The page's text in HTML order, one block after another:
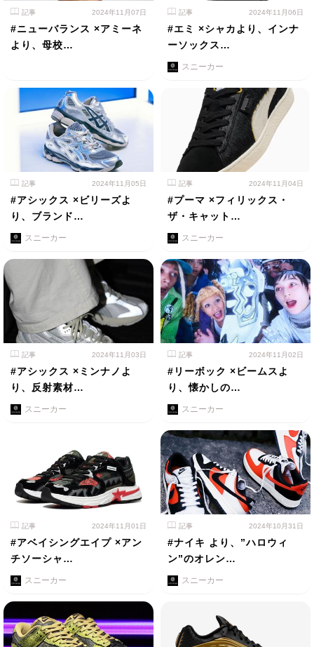
記事 2024年11月07日
#ニューバランス ×アミーネ
より、母校…
記事 2024年11月06日
#エミ ×シャカより、インナ
ーソックス…
スニーカー
記事 2024年11月05日
#アシックス ×ビリーズよ
り、ブランド…
スニーカー
記事 2024年11月04日
#プーマ ×フィリックス・
ザ・キャット…
スニーカー
記事 2024年11月03日
#アシックス ×ミンナノよ
り、反射素材…
スニーカー
記事 2024年11月02日
#リーボック ×ビームスよ
り、懐かしの…
スニーカー
記事 2024年11月01日
#アベイシングエイプ ×アン
チソーシャ…
スニーカー
記事 2024年10月31日
#ナイキ より、”ハロウィ
ン”のオレン…
スニーカー